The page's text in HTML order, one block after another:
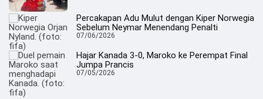
Percakapan Adu Mulut dengan Kiper Norwegia
Sebelum Neymar Menendang Penalti
07/06/2026
Hajar Kanada 3-0, Maroko ke Perempat Final
Jumpa Prancis
07/05/2026